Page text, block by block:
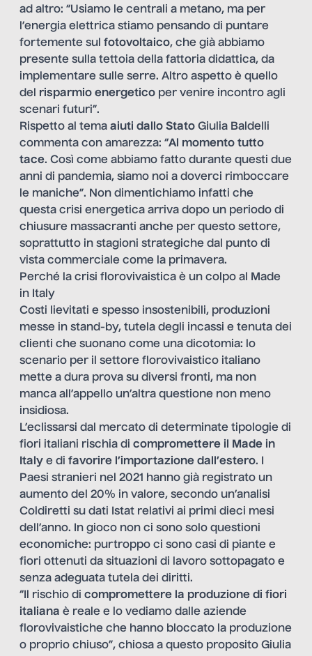
ad altro: “Usiamo le centrali a metano, ma per
l’energia elettrica stiamo pensando di puntare
fortemente sul fotovoltaico, che già abbiamo
presente sulla tettoia della fattoria didattica, da
implementare sulle serre. Altro aspetto è quello
del risparmio energetico per venire incontro agli
scenari futuri”.
Rispetto al tema aiuti dallo Stato Giulia Baldelli
commenta con amarezza: “Al momento tutto
tace. Così come abbiamo fatto durante questi due
anni di pandemia, siamo noi a doverci rimboccare
le maniche”. Non dimentichiamo infatti che
questa crisi energetica arriva dopo un periodo di
chiusure massacranti anche per questo settore,
soprattutto in stagioni strategiche dal punto di
vista commerciale come la primavera.
Perché la crisi florovivaistica è un colpo al Made
in Italy
Costi lievitati e spesso insostenibili, produzioni
messe in stand-by, tutela degli incassi e tenuta dei
clienti che suonano come una dicotomia: lo
scenario per il settore florovivaistico italiano
mette a dura prova su diversi fronti, ma non
manca all’appello un’altra questione non meno
insidiosa.
L’eclissarsi dal mercato di determinate tipologie di
fiori italiani rischia di compromettere il Made in
Italy e di favorire l’importazione dall’estero. I
Paesi stranieri nel 2021 hanno già registrato un
aumento del 20% in valore, secondo un’analisi
Coldiretti su dati Istat relativi ai primi dieci mesi
dell’anno. In gioco non ci sono solo questioni
economiche: purtroppo ci sono casi di piante e
fiori ottenuti da situazioni di lavoro sottopagato e
senza adeguata tutela dei diritti.
“Il rischio di compromettere la produzione di fiori
italiana è reale e lo vediamo dalle aziende
florovivaistiche che hanno bloccato la produzione
o proprio chiuso”, chiosa a questo proposito Giulia